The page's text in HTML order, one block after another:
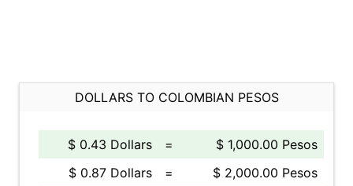
DOLLARS TO COLOMBIAN PESOS
$ 0.43 Dollars =
$ 1,000.00 Pesos
$ 0.87 Dollars
=
$ 2,000.00 Pesos